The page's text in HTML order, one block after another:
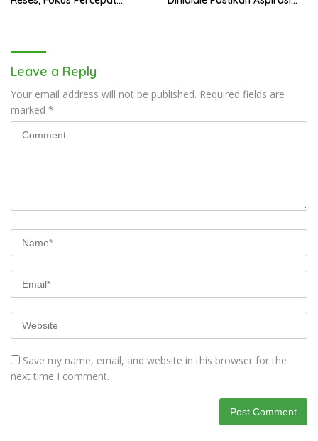
Leave a Reply
Your email address will not be published. Required fields are
marked *
Save my name, email, and website in this browser for the
next time I comment.